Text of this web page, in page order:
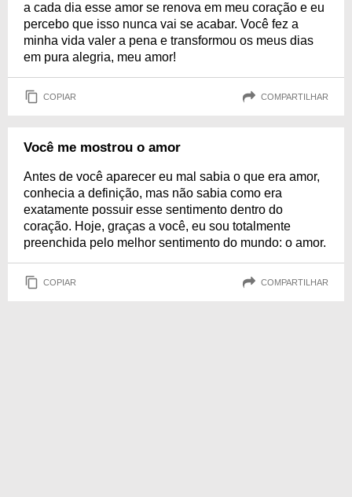
a cada dia esse amor se renova em meu coração e eu
percebo que isso nunca vai se acabar. Você fez a
minha vida valer a pena e transformou os meus dias
em pura alegria, meu amor!
COPIAR COMPARTILHAR
Você me mostrou o amor
Antes de você aparecer eu mal sabia o que era amor,
conhecia a definição, mas não sabia como era
exatamente possuir esse sentimento dentro do
coração. Hoje, graças a você, eu sou totalmente
preenchida pelo melhor sentimento do mundo: o amor.
COPIAR COMPARTILHAR